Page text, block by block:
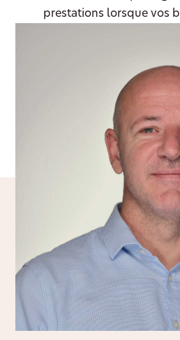
prestations lorsque vos